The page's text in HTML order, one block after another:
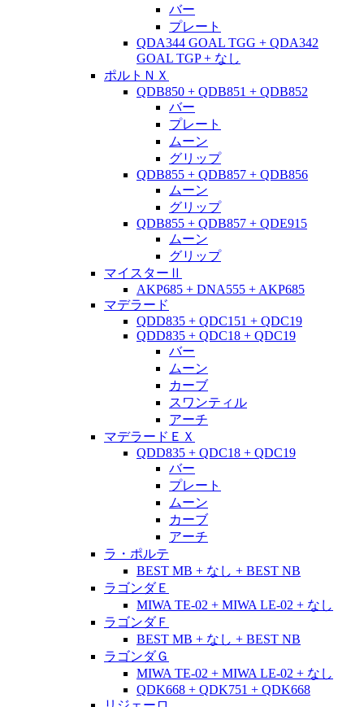
バー
プレート
QDA344 GOAL TGG + QDA342
GOAL TGP + なし
ポルトＮＸ
QDB850 + QDB851 + QDB852
バー
プレート
ムーン
グリップ
QDB855 + QDB857 + QDB856
ムーン
グリップ
QDB855 + QDB857 + QDE915
ムーン
グリップ
マイスターⅡ
AKP685 + DNA555 + AKP685
マデラード
QDD835 + QDC151 + QDC19
QDD835 + QDC18 + QDC19
バー
ムーン
カーブ
スワンティル
アーチ
マデラードＥＸ
QDD835 + QDC18 + QDC19
バー
プレート
ムーン
カーブ
アーチ
ラ・ポルテ
BEST MB + なし + BEST NB
ラゴンダＥ
MIWA TE-02 + MIWA LE-02 + なし
ラゴンダＦ
BEST MB + なし + BEST NB
ラゴンダＧ
MIWA TE-02 + MIWA LE-02 + なし
QDK668 + QDK751 + QDK668